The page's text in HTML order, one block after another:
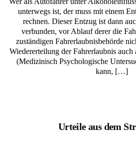
unterwegs ist, der muss mit einem
rechnen. Dieser Entzug ist dann
verbunden, vor Ablauf derer die
zuständigen Fahrerlaubnisbehörde
Wiedererteilung der Fahrerlaubnis
(Medizinisch Psychologische
kann, […]
Urteile aus dem